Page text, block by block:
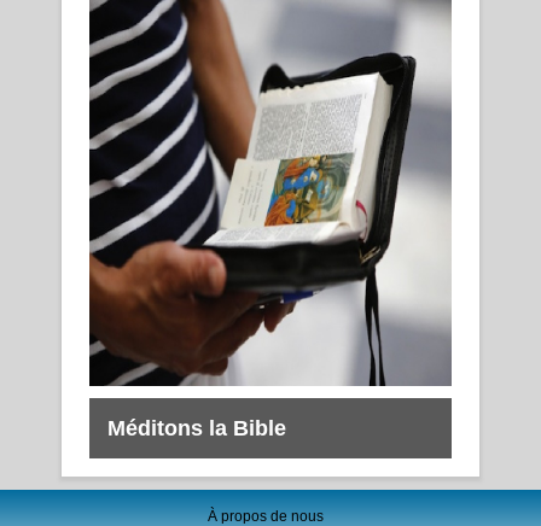
Méditons la Bible
À propos de nous